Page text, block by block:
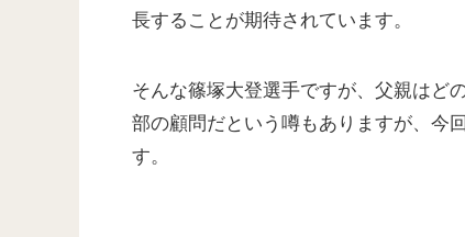
長することが期待されています。
そんな篠塚大登選手ですが、父親はど
部の顧問だという噂もありますが、今
す。